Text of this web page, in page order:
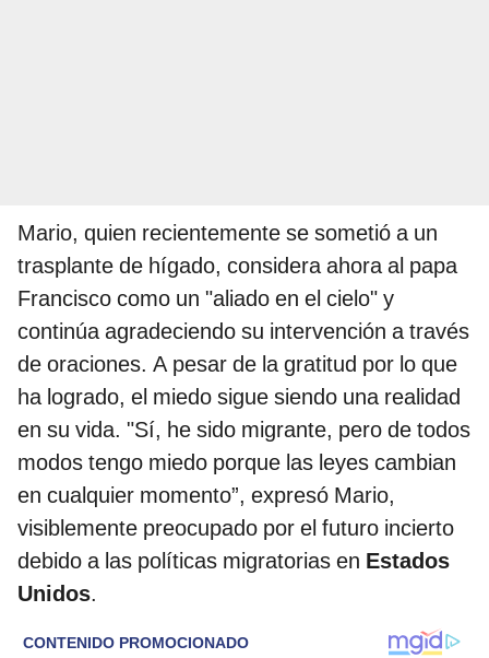
Mario, quien recientemente se sometió a un
trasplante de hígado, considera ahora al papa
Francisco como un "aliado en el cielo" y
continúa agradeciendo su intervención a través
de oraciones. A pesar de la gratitud por lo que
ha logrado, el miedo sigue siendo una realidad
en su vida. "Sí, he sido migrante, pero de todos
modos tengo miedo porque las leyes cambian
en cualquier momento”, expresó Mario,
visiblemente preocupado por el futuro incierto
debido a las políticas migratorias en Estados
Unidos.